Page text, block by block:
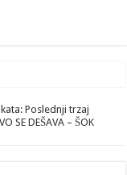
Poslednji trzaj
SE DEŠAVA – ŠOK